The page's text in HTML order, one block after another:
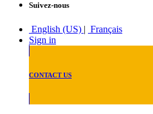
Suivez-nous
English (US) | Français
Sign in
CONTACT US